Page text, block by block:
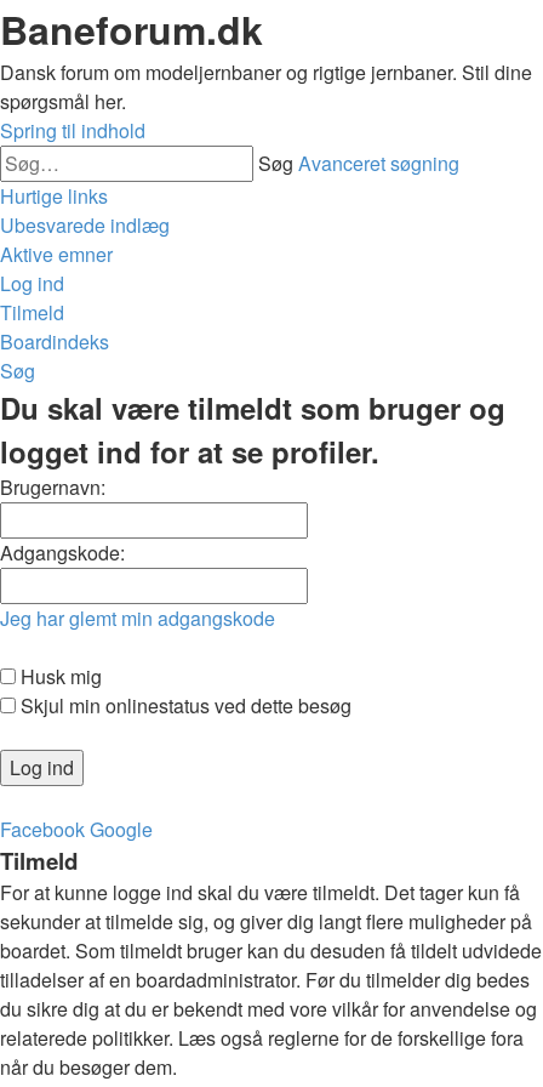
Baneforum.dk
Dansk forum om modeljernbaner og rigtige jernbaner. Stil dine
spørgsmål her.
Spring til indhold
Søg Avanceret søgning
Hurtige links
Ubesvarede indlæg
Aktive emner
Log ind
Tilmeld
Boardindeks
Søg
Du skal være tilmeldt som bruger og
logget ind for at se profiler.
Brugernavn:
Adgangskode:
Jeg har glemt min adgangskode
Husk mig
Skjul min onlinestatus ved dette besøg
FacebookGoogle
Tilmeld
For at kunne logge ind skal du være tilmeldt. Det tager kun få
sekunder at tilmelde sig, og giver dig langt flere muligheder på
boardet. Som tilmeldt bruger kan du desuden få tildelt udvidede
tilladelser af en boardadministrator. Før du tilmelder dig bedes
du sikre dig at du er bekendt med vore vilkår for anvendelse og
relaterede politikker. Læs også reglerne for de forskellige fora
når du besøger dem.